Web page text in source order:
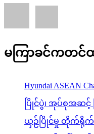
မကြာခင်ကတင်
Hyundai ASEAN
ပြိုင်ပွဲ၊ အုပ်စုအဆင့်
ယှဉ်ပြိုင်မှု တိုက်ရို